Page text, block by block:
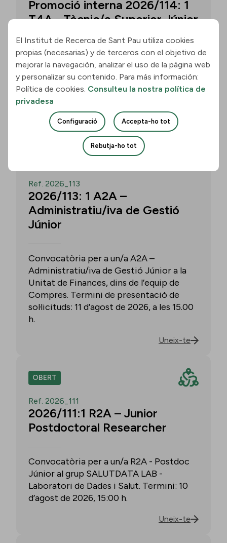
Promoció interna 2026/114: 1
T4A - Tècnic/a Superior Júnior
Convocatòria per a un/a T4A - Tècnic/a
Superior Júnior al grup Neurobiologia de
les Demències - Multilingual Aphasia &
Dementia Research Lab. Termini: 11
d’agost de 2026, 15.00 h.
Uneix-te
Ref. 2026_113
2026/113: 1 A2A –
Administratiu/iva de Gestió
Júnior
Convocatòria per a un/a A2A –
Administratiu/iva de Gestió Júnior a la
Unitat de Finances, dins de l’equip de
Compres. Termini de presentació de
sol·licituds: 11 d’agost de 2026, a les 15.00
h.
Uneix-te
OBERT
Ref. 2026_111
2026/111:1 R2A – Junior
Postdoctoral Researcher
Convocatòria per a un/a R2A - Postdoc
Júnior al grup SALUTDATA LAB -
Laboratori de Dades i Salut. Termini: 10
d’agost de 2026, 15:00 h.
Uneix-te
El Institut de Recerca de Sant Pau utiliza cookies
propias (necesarias) y de terceros con el objetivo de
mejorar la navegación, analizar el uso de la página web
y personalizar su contenido. Para más información:
Política de cookies. Consulteu la nostra política de
privadesa
Configuració Accepta-ho tot
Rebutja-ho tot